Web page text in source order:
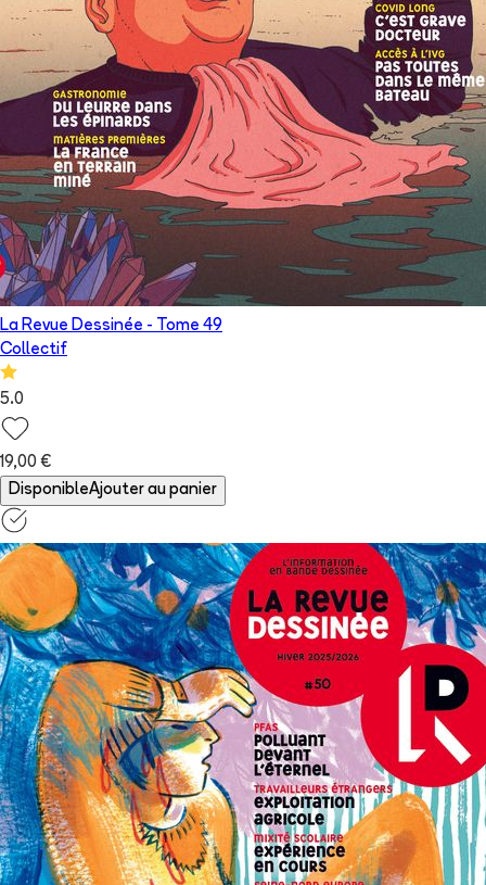
La Revue Dessinée - Tome 49
Collectif
5.0
19,00 €
DisponibleAjouter au panier